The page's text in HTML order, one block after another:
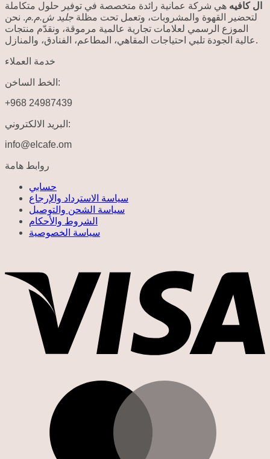
ال كافيه هي شركة عمانية رائدة متخصصة في توفير حلول متكاملة
لتحضير القهوة والمشروبات، وتعمل تحت مظلة جليد ش.م.م. نحن
الموزع الرسمي لعلامات تجارية عالمية مرموقة، ونقدّم منتجات
عالية الجودة تلبي احتياجات المقاهي، المطاعم، الفنادق، والمنازل.
خدمة العملاء
الخط الساخن:
+968 24987439
البريد الالكتروني:
info@elcafe.om
روابط هامة
حسابي
سياسة الاسترداد والإرجاع
سياسة الشحن والتوصيل
الشروط والأحكام
سياسة الخصوصية